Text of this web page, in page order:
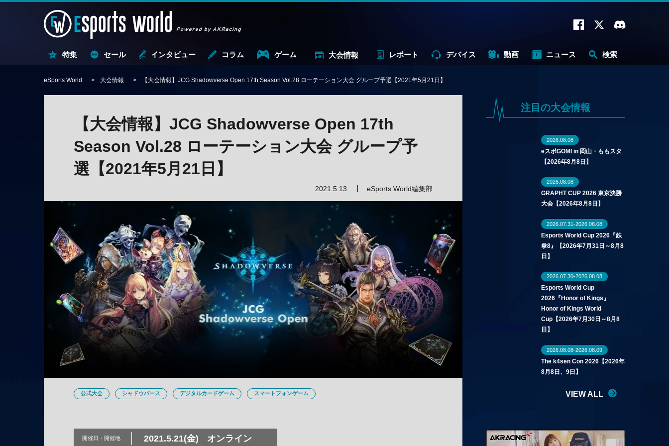
特集 セール インタビュー コラム ゲーム 大会情報 レポート デバイス 動画 ニュース 検索
eSports World 大会情報 【大会情報】JCG Shadowverse Open 17th Season Vol.28 ローテーション大会 グループ予選【2021年5月21日】
【大会情報】JCG Shadowverse Open 17th
Season Vol.28 ローテーション大会 グループ予
選【2021年5月21日】
2021.5.13 eSports World編集部
公式大会 シャドウバース デジタルカードゲーム スマートフォンゲーム
開催日・ 開催地 2021.5.21(金) オンライン
注目の大会情報
2026.08.08
eスポGOMI in 岡山・ももスタ
【2026年8月8日】
2026.08.08
GRAPHT CUP 2026 東京決勝
大会【2026年8月8日】
2026.07.31-2026.08.08
Esports World Cup 2026『鉄
拳8』【2026年7月31日～8月8
日】
2026.07.30-2026.08.08
Esports World Cup
2026『Honor of Kings』
Honor of Kings World
Cup【2026年7月30日～8月8
日】
2026.08.08-2026.08.09
The k4sen Con 2026【2026年
8月8日、9日】
VIEW ALL